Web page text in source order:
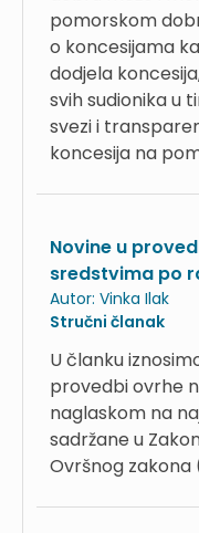
pomorskom
o koncesijama
dodjela
svih sudionika u
svezi i
koncesija na
Novine u
sredstvima po
Autor: Vinka Ilak
Stručni članak
U članku
provedbi ovrhe
naglaskom na
sadržane u
Ovršnog zakona